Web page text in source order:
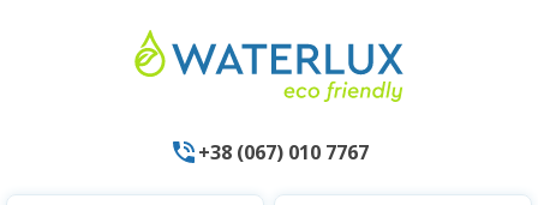
+38 (067) 010 7767